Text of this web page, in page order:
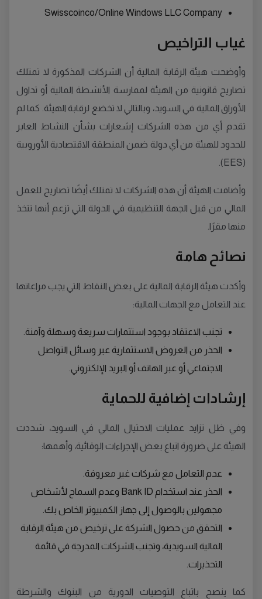
Swisscoinco/Online Windows LLC Company
غياب التراخيص
وأوضحت هيئة الرقابة المالية أن الشركات المذكورة لا تمتلك
تصاريح قانونية من الهيئة لممارسة الأنشطة المالية أو تداول
الأوراق المالية في السويد، وبالتالي لا تخضع لرقابة الهيئة. كما لم
تقدم أي من هذه الشركات إشعارات بشأن النشاط العابر
للحدود للهيئة من أي دولة ضمن المنطقة الاقتصادية الأوروبية
(EES).
وأضافت الهيئة أن هذه الشركات لا تمتلك أيضًا تصاريح للعمل
المالي من قبل الجهة التنظيمية في الدولة التي تزعم أنها تتخذ
منها مقرًا.
نصائح هامة
وأكدت هيئة الرقابة المالية على بعض النقاط التي يجب مراعاتها
عند التعامل مع الجهات المالية:
تجنب الاعتقاد بوجود استثمارات سريعة وسهلة وآمنة.
الحذر من العروض الاستثمارية عبر وسائل التواصل
الاجتماعي أو عبر الهاتف أو البريد الإلكتروني.
إرشادات إضافية للحماية
وفي ظل تزايد عمليات الاحتيال المالي في السويد، شددت
الهيئة على ضرورة اتباع بعض الإجراءات الوقائية، وأهمها:
عدم التعامل مع شركات غير معروفة.
الحذر عند استخدام Bank ID وعدم السماح لأشخاص
مجهولين بالوصول إلى جهاز الكمبيوتر الخاص بك.
التحقق من حصول الشركة على ترخيص من هيئة الرقابة
المالية السويدية، وتجنب الشركات المدرجة في قائمة
التحذيرات.
كما ينصح باتباع التوصيات الدورية من البنوك والشرطة